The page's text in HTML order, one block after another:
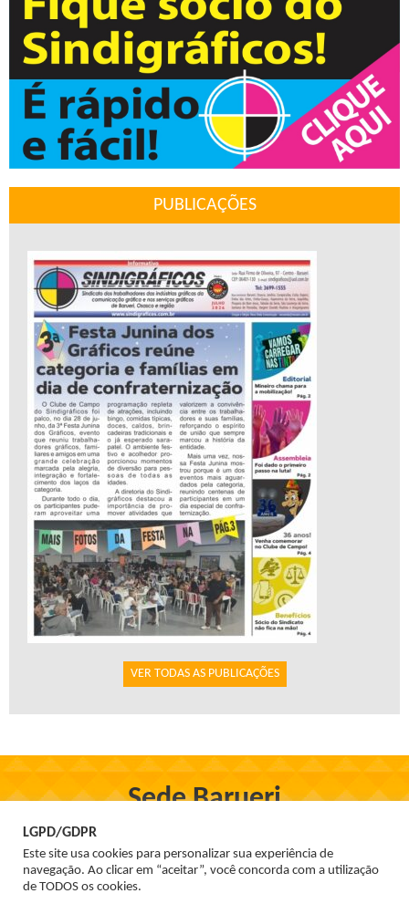
PUBLICAÇÕES
VER TODAS AS PUBLICAÇÕES
Sede Barueri
Rua Firmo de Oliveira, 97, Centro - Barueri
Tel. 3699-1555
LGPD/GDPR
Este site usa cookies para personalizar sua experiência de
navegação. Ao clicar em “aceitar”, você concorda com a utilização
de TODOS os cookies.